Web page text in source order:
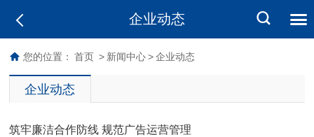
企业动态
您的位置： 首页 > 新闻中心 > 企业动态
企业动态
筑牢廉洁合作防线 规范广告运营管理